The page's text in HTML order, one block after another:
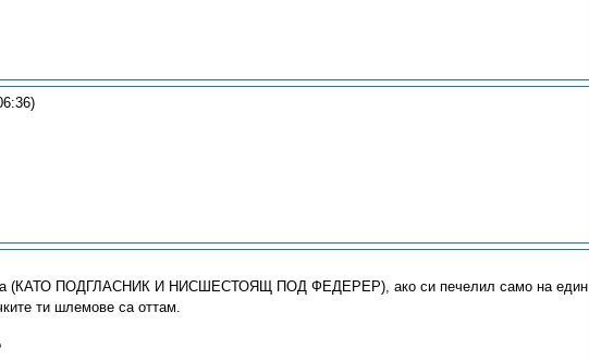
(КАТО ПОДГЛАСНИК И НИСШЕСТОЯЩ ПОД ФЕДЕРЕР), ако си печелил само на един
ти шлемове са оттам.